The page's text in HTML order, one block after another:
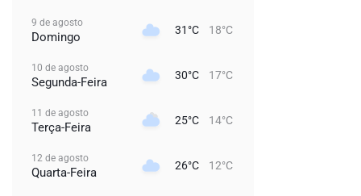
9 de agosto
Domingo 31°C 18°C
10 de agosto
Segunda-Feira 30°C 17°C
11 de agosto
Terça-Feira 25°C 14°C
12 de agosto
Quarta-Feira 26°C 12°C